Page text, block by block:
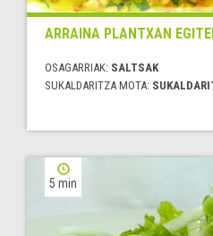
ARRAINA PLANTXAN
OSAGARRIAK: SALTSAK
SUKALDARITZA MOTA:
5 min